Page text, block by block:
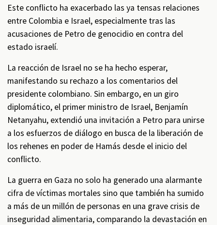
Este conflicto ha exacerbado las ya tensas relaciones
entre Colombia e Israel, especialmente tras las
acusaciones de Petro de genocidio en contra del
estado israelí.
La reacción de Israel no se ha hecho esperar,
manifestando su rechazo a los comentarios del
presidente colombiano. Sin embargo, en un giro
diplomático, el primer ministro de Israel, Benjamín
Netanyahu, extendió una invitación a Petro para unirse
a los esfuerzos de diálogo en busca de la liberación de
los rehenes en poder de Hamás desde el inicio del
conflicto.
La guerra en Gaza no solo ha generado una alarmante
cifra de víctimas mortales sino que también ha sumido
a más de un millón de personas en una grave crisis de
inseguridad alimentaria, comparando la devastación en